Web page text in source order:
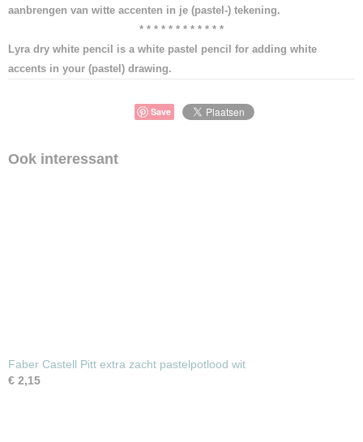
aanbrengen van witte accenten in je (pastel-) tekening.
* * * * * * * * * * * *
Lyra dry white pencil is a white pastel pencil for adding white
accents in your (pastel) drawing.
Save
Ook interessant
Faber Castell Pitt extra zacht pastelpotlood wit
€ 2,15